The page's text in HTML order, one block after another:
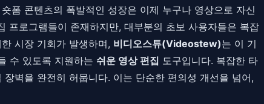
폼 콘텐츠의 폭발적인 성장은 이제 누구나 영상으로 자신
프로그램들이 존재하지만, 대부분의 초보 사용자들은 복잡
시장 기회가 발생하며, 비디오스튜(Videostew)는 이 기
수 있도록 지원하는 쉬운 영상 편집 도구입니다. 복잡한 타
벽을 완전히 허뭅니다. 이는 단순한 편의성 개선을 넘어,